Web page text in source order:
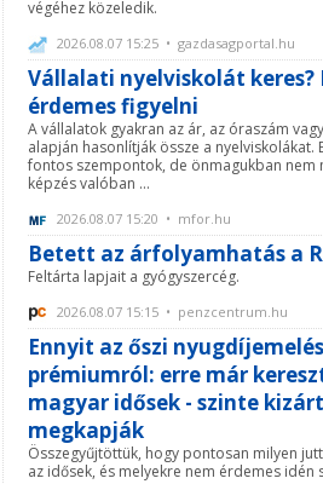
végéhez közeledik.
2026.08.07 15:25 • gazdasagportal.hu
Vállalati nyelviskolát
érdemes figyelni
A vállalatok gyakran az ár, az óraszám
alapján hasonlítják össze a nyelviskolákat.
fontos szempontok, de önmagukban nem
képzés valóban ...
2026.08.07 15:20 • mfor.hu
Betett az árfolyamhatás a
Feltárta lapjait a gyógyszercég.
2026.08.07 15:15 • penzcentrum.hu
Ennyit az őszi
prémiumról: erre már
magyar idősek - szinte
megkapják
Összegyűjtöttük, hogy pontosan milyen
az idősek, és melyekre nem érdemes idén